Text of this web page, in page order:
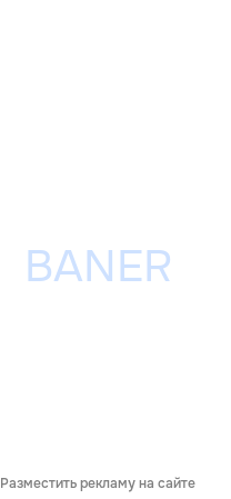
Разместить рекламу на сайте